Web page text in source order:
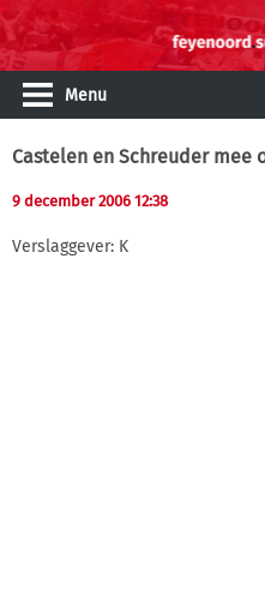
Menu
Castelen en Schreuder mee
9 december 2006 12:38
Verslaggever: K